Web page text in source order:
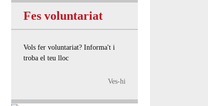
Fes voluntariat
Vols fer voluntariat? Informa't i
troba el teu lloc
Ves-hi